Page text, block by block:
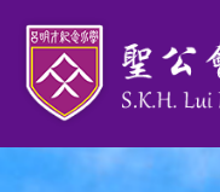
移至主內容